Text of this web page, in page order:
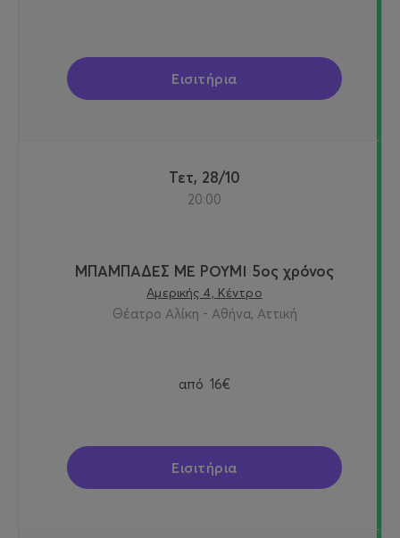
Εισιτήρια
Τετ, 28/10
20:00
ΜΠΑΜΠΑΔΕΣ ΜΕ ΡΟΥΜΙ 5ος χρόνος
Αμερικής 4, Κέντρο
Θέατρο Αλίκη - Αθήνα, Αττική
από 16€
Εισιτήρια